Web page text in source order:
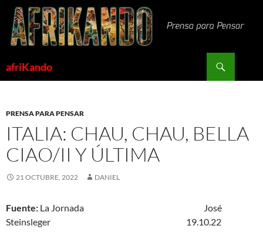
Saltar
contenido
afriKando
PRENSA PARA PENSAR
ITALIA: CHAU, CHAU, BELLA
CIAO/II Y ÚLTIMA
21 OCTUBRE, 2022 DANIEL
Fuente: La Jornada José
Steinsleger 19.10.22